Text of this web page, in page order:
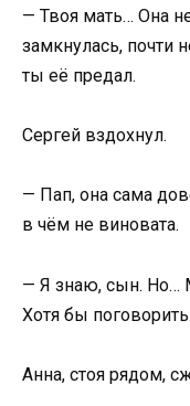
— Твоя мать… Она
замкнулась, почти
ты её предал.
Сергей вздохнул.
— Пап, она сама
в чём не виновата.
— Я знаю, сын. Но…
Хотя бы поговорить.
Анна, стоя рядом,